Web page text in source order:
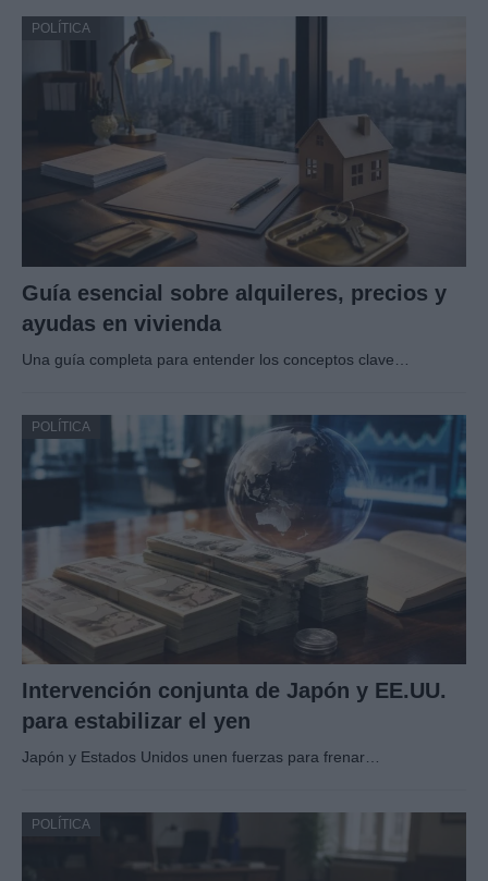
POLÍTICA
Guía esencial sobre alquileres, precios y
ayudas en vivienda
Una guía completa para entender los conceptos clave…
POLÍTICA
Intervención conjunta de Japón y EE.UU.
para estabilizar el yen
Japón y Estados Unidos unen fuerzas para frenar…
POLÍTICA